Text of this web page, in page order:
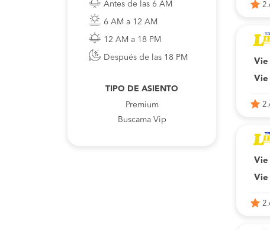
Antes de las 6 AM
6 AM a 12 AM
12 AM a 18 PM
Después de las 18 PM
TIPO DE ASIENTO
Premium
Buscama Vip
Vie
Vie
Vie
Vie